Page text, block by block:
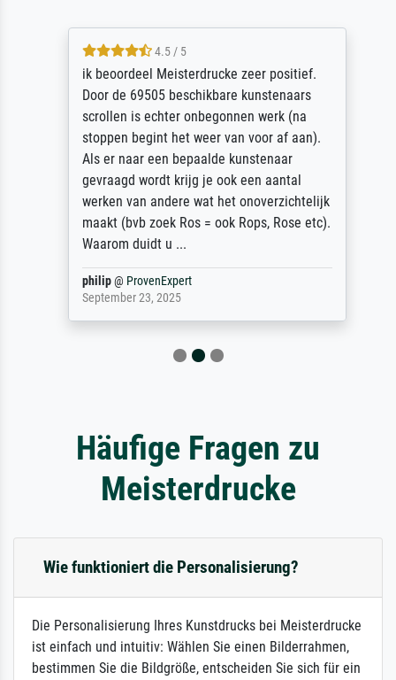
4.5 / 5
ik beoordeel Meisterdrucke zeer positief.
Door de 69505 beschikbare kunstenaars
scrollen is echter onbegonnen werk (na
stoppen begint het weer van voor af aan).
Als er naar een bepaalde kunstenaar
gevraagd wordt krijg je ook een aantal
werken van andere wat het onoverzichtelijk
maakt (bvb zoek Ros = ook Rops, Rose etc).
Waarom duidt u ...
philip@ProvenExpert
September 23, 2025
Häufige Fragen zu
Meisterdrucke
Wie funktioniert die Personalisierung?
Die Personalisierung Ihres Kunstdrucks bei Meisterdrucke
ist einfach und intuitiv: Wählen Sie einen Bilderrahmen,
bestimmen Sie die Bildgröße, entscheiden Sie sich für ein